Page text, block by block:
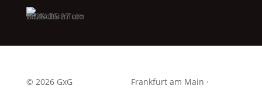
© 2026 GxG
Frankfurt am Main ·